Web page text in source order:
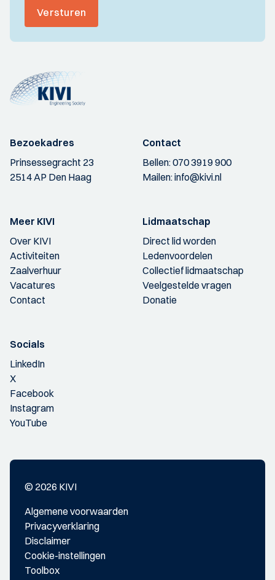
Versturen
Bezoekadres
Prinsessegracht 23
2514 AP Den Haag
Contact
Bellen:070 3919 900
Mailen:info@kivi.nl
Meer KIVI
Over KIVI
Activiteiten
Zaalverhuur
Vacatures
Contact
Lidmaatschap
Direct lid worden
Ledenvoordelen
Collectief lidmaatschap
Veelgestelde vragen
Donatie
Socials
LinkedIn
X
Facebook
Instagram
YouTube
© 2026 KIVI
Algemene voorwaarden
Privacyverklaring
Disclaimer
Cookie-instellingen
Toolbox